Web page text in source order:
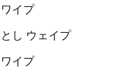
イプ
し ウェイプ
イプ